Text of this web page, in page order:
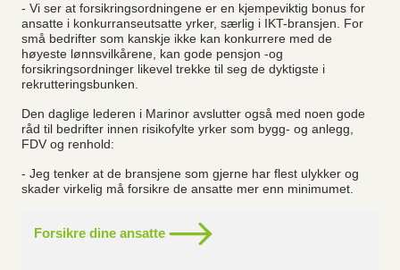
- Vi ser at forsikringsordningene er en kjempeviktig bonus for
ansatte i konkurranseutsatte yrker, særlig i IKT-bransjen. For
små bedrifter som kanskje ikke kan konkurrere med de
høyeste lønnsvilkårene, kan gode pensjon -og
forsikringsordninger likevel trekke til seg de dyktigste i
rekrutteringsbunken.
Den daglige lederen i Marinor avslutter også med noen gode
råd til bedrifter innen risikofylte yrker som bygg- og anlegg,
FDV og renhold:
- Jeg tenker at de bransjene som gjerne har flest ulykker og
skader virkelig må forsikre de ansatte mer enn minimumet.
Forsikre dine ansatte